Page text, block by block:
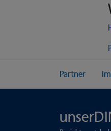
Partner